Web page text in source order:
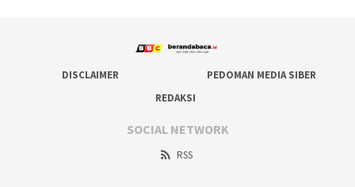
DISCLAIMER
PEDOMAN MEDIA SIBER
REDAKSI
SOCIAL NETWORK
RSS